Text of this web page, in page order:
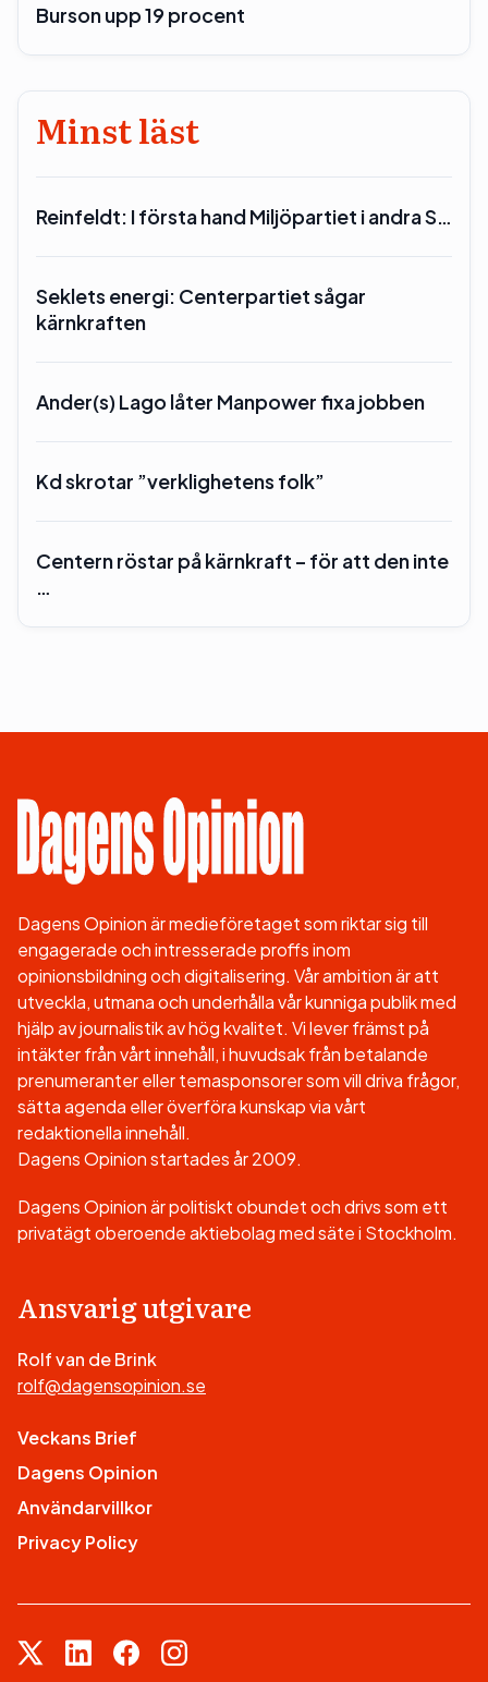
Burson upp 19 procent
Minst läst
Reinfeldt: I första hand Miljöpartiet i andra S…
Seklets energi: Centerpartiet sågar
kärnkraften
Ander(s) Lago låter Manpower fixa jobben
Kd skrotar ”verklighetens folk”
Centern röstar på kärnkraft – för att den inte
…
Dagens Opinion är medieföretaget som riktar sig till
engagerade och intresserade proffs inom
opinionsbildning och digitalisering. Vår ambition är att
utveckla, utmana och underhålla vår kunniga publik med
hjälp av journalistik av hög kvalitet. Vi lever främst på
intäkter från vårt innehåll, i huvudsak från betalande
prenumeranter eller temasponsorer som vill driva frågor,
sätta agenda eller överföra kunskap via vårt
redaktionella innehåll.
Dagens Opinion startades år 2009.
Dagens Opinion är politiskt obundet och drivs som ett
privatägt oberoende aktiebolag med säte i Stockholm.
Ansvarig utgivare
Rolf van de Brink
rolf@dagensopinion.se
Veckans Brief
Dagens Opinion
Användarvillkor
Privacy Policy